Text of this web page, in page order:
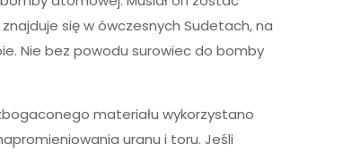
się w ówczesnych Sudetach, na
Nie bez powodu surowiec do bomby
materiału wykorzystano
uranu i toru. Jeśli